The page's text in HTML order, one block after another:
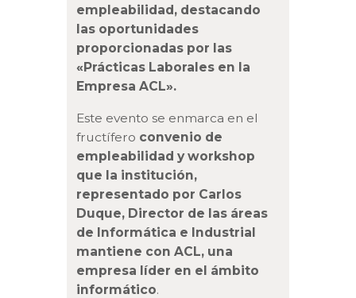
empleabilidad, destacando
las oportunidades
proporcionadas por las
«Prácticas Laborales en la
Empresa ACL».
Este evento se enmarca en el
fructífero convenio de
empleabilidad y workshop
que la institución,
representado por Carlos
Duque, Director de las áreas
de Informática e Industrial
mantiene con ACL, una
empresa líder en el ámbito
informático.